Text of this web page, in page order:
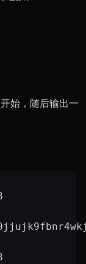
开始，随后输出一